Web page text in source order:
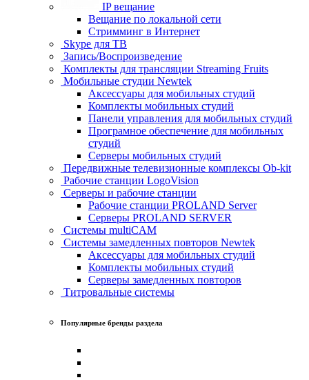
IP вещание
Вещание по локальной сети
Стримминг в Интернет
Skype для ТВ
Запись/Воспроизведение
Комплекты для трансляции Streaming Fruits
Мобильные студии Newtek
Аксессуары для мобильных студий
Комплекты мобильных студий
Панели управления для мобильных студий
Програмное обеспечение для мобильных
студий
Серверы мобильных студий
Передвижные телевизионные комплексы Ob-kit
Рабочие станции LogoVision
Серверы и рабочие станции
Рабочие станции PROLAND Server
Серверы PROLAND SERVER
Системы multiCAM
Системы замедленных повторов Newtek
Аксессуары для мобильных студий
Комплекты мобильных студий
Серверы замедленных повторов
Титровальные системы
Популярные бренды раздела